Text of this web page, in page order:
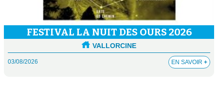
FESTIVAL LA NUIT DES OURS 2026
VALLORCINE
03/08/2026 EN SAVOIR +